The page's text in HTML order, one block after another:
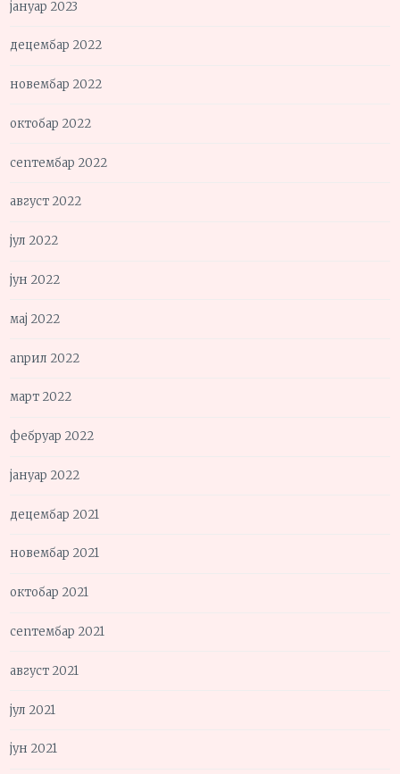
јануар 2023
децембар 2022
новембар 2022
октобар 2022
септембар 2022
август 2022
јул 2022
јун 2022
мај 2022
април 2022
март 2022
фебруар 2022
јануар 2022
децембар 2021
новембар 2021
октобар 2021
септембар 2021
август 2021
јул 2021
јун 2021